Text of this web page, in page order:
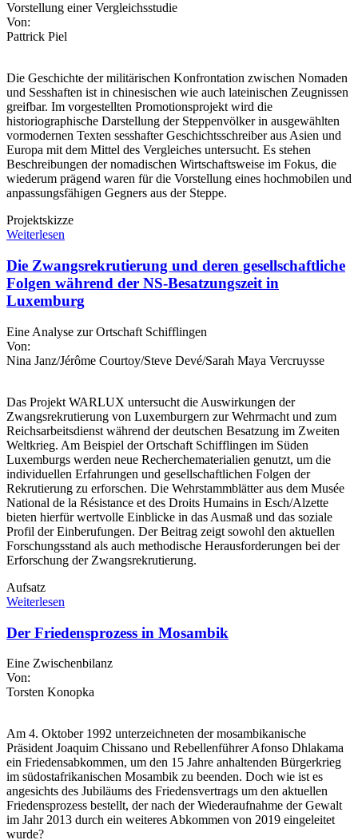
Vorstellung einer Vergleichsstudie
Von:
Pattrick Piel
Die Geschichte der militärischen Konfrontation zwischen Nomaden
und Sesshaften ist in chinesischen wie auch lateinischen Zeugnissen
greifbar. Im vorgestellten Promotionsprojekt wird die
historiographische Darstellung der Steppenvölker in ausgewählten
vormodernen Texten sesshafter Geschichtsschreiber aus Asien und
Europa mit dem Mittel des Vergleiches untersucht. Es stehen
Beschreibungen der nomadischen Wirtschaftsweise im Fokus, die
wiederum prägend waren für die Vorstellung eines hochmobilen und
anpassungsfähigen Gegners aus der Steppe.
Projektskizze
Weiterlesen
Die Zwangsrekrutierung und deren gesellschaftliche
Folgen während der NS-Besatzungszeit in
Luxemburg
Eine Analyse zur Ortschaft Schifflingen
Von:
Nina Janz/Jérôme Courtoy/Steve Devé/Sarah Maya Vercruysse
Das Projekt WARLUX untersucht die Auswirkungen der
Zwangsrekrutierung von Luxemburgern zur Wehrmacht und zum
Reichsarbeitsdienst während der deutschen Besatzung im Zweiten
Weltkrieg. Am Beispiel der Ortschaft Schifflingen im Süden
Luxemburgs werden neue Recherchematerialien genutzt, um die
individuellen Erfahrungen und gesellschaftlichen Folgen der
Rekrutierung zu erforschen. Die Wehrstammblätter aus dem Musée
National de la Résistance et des Droits Humains in Esch/Alzette
bieten hierfür wertvolle Einblicke in das Ausmaß und das soziale
Profil der Einberufungen. Der Beitrag zeigt sowohl den aktuellen
Forschungsstand als auch methodische Herausforderungen bei der
Erforschung der Zwangsrekrutierung.
Aufsatz
Weiterlesen
Der Friedensprozess in Mosambik
Eine Zwischenbilanz
Von:
Torsten Konopka
Am 4. Oktober 1992 unterzeichneten der mosambikanische
Präsident Joaquim Chissano und Rebellenführer Afonso Dhlakama
ein Friedensabkommen, um den 15 Jahre anhaltenden Bürgerkrieg
im südostafrikanischen Mosambik zu beenden. Doch wie ist es
angesichts des Jubiläums des Friedensvertrags um den aktuellen
Friedensprozess bestellt, der nach der Wiederaufnahme der Gewalt
im Jahr 2013 durch ein weiteres Abkommen von 2019 eingeleitet
wurde?